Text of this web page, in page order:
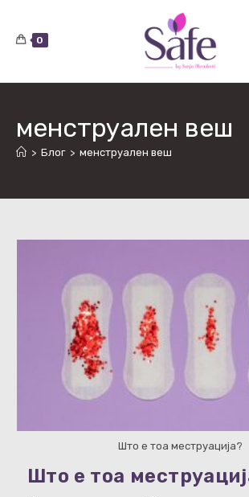
content
0
менструален веш
> Блог > менструален веш
Што е тоа меструација?
Што е тоа